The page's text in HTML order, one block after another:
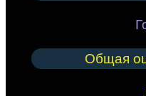
Общая